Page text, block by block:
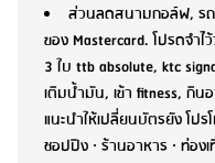
ส่วนลดสนามกอล์ฟ, รถเ
ของ Mastercard. โปรดจำไ
3 ใบ ttb absolute, ktc
เติมน้ำมัน, เข้า fitness, กิน
แนะนำให้เปลี่ยนบัตรยัง โป
ชอปปิง · ร้านอาหาร · ท่อง